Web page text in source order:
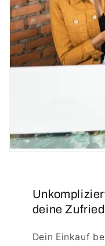
deine
Dein Einkauf